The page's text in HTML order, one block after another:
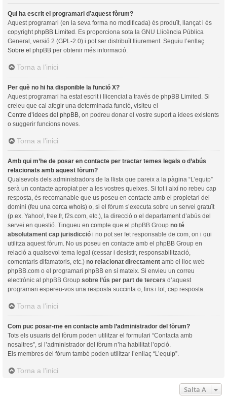
Qui ha escrit el programari d’aquest fòrum?
Aquest programari (en la seva forma no modificada) és produït, llançat i és
copyright phpBB Limited . Es proporciona sota la GNU Llicència Pública
General, versió 2 (GPL-2.0) i pot ser distribuït lliurement. Seguiu l’enllaç
Sobre el phpBB per obtenir més informació.
Torna a l’inici
Per què no hi ha disponible la funció X?
Aquest programari ha estat escrit i llicenciat a través de phpBB Limited. Si
creieu que cal afegir una determinada funció, visiteu el
Centre d’idees del phpBB , on podreu donar el vostre suport a idees existents
o suggerir funcions noves.
Torna a l’inici
Amb qui m’he de posar en contacte per tractar temes legals o d’abús
relacionats amb aquest fòrum?
Qualsevols dels administradors de la llista que pareix a la pàgina “L’equip”
serà un contacte apropiat per a les vostres queixes. Si tot i així no rebeu cap
resposta, és recomanable que us poseu en contacte amb el propietari del
domini (feu una cerca whois) o, si el fòrum s’executa sobre un servei gratuït
(p.ex. Yahoo!, free.fr, f2s.com, etc.), la direcció o el departament d’abús del
servei en questió. Tingueu en compte que el phpBB Group no té
absolutament cap jurisdicció i no pot ser fet responsable de com, on i qui
utilitza aquest fòrum. No us poseu en contacte amb el phpBB Group en
relació a qualsevol tema legal (cessar i desistir, responsabilització,
comentaris difamatoris, etc.) no relacionat directament amb el lloc web
phpBB.com o el programari phpBB en sí mateix. Si envieu un correu
electrònic al phpBB Group sobre l’ús per part de tercers d’aquest
programari espereu-vos una resposta succinta o, fins i tot, cap resposta.
Torna a l’inici
Com puc posar-me en contacte amb l’administrador del fòrum?
Tots els usuaris del fòrum poden utilitzar el formulari “Contacta amb
nosaltres”, si l’administrador del fòrum n’ha habilitat l’opció.
Els membres del fòrum també poden utilitzar l’enllaç “L’equip”.
Torna a l’inici
Salta A